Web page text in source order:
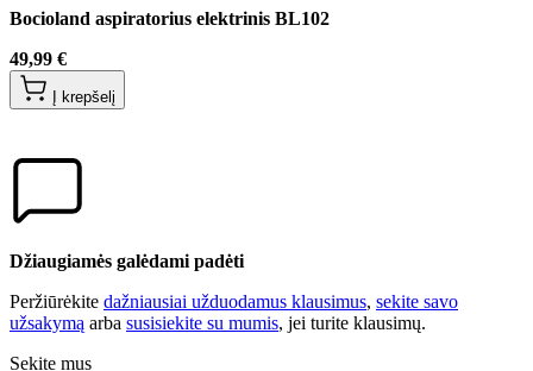
Bocioland aspiratorius elektrinis BL102
49,99 €
Į krepšelį
Džiaugiamės galėdami padėti
Peržiūrėkite dažniausiai užduodamus klausimus, sekite savo
užsakymą arba susisiekite su mumis, jei turite klausimų.
Sekite mus